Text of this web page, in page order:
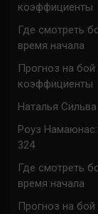
коэффициенты
Где смотреть
время начала
Прогноз на
коэффициенты
Наталья
Роуз Намаюнас:
324
Где смотреть
время начала
Прогноз на